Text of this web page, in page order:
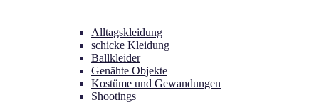
Alltagskleidung
schicke Kleidung
Ballkleider
Genähte Objekte
Kostüme und Gewandungen
Shootings